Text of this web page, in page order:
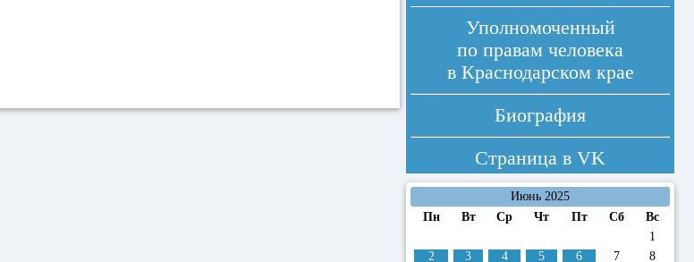
Уполномоченный
по правам человека
в Краснодарском крае
Биография
Страница в VK
Июнь 2025
Пн
Вт Ср Чт Пт Сб
Вс
1
2
3 4 5 6 7 8